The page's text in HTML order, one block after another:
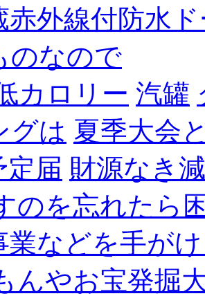
赤外線付防水
のなので
カロリー 汽罐
グは 夏季大会
定届 財源なき
のを忘れたら
業などを手が
んやお宝発掘